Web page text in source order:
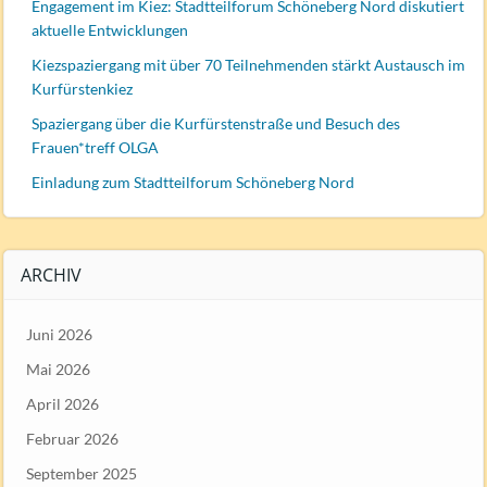
Engagement im Kiez: Stadtteilforum Schöneberg Nord diskutiert
aktuelle Entwicklungen
Kiezspaziergang mit über 70 Teilnehmenden stärkt Austausch im
Kurfürstenkiez
Spaziergang über die Kurfürstenstraße und Besuch des
Frauen*treff OLGA
Einladung zum Stadtteilforum Schöneberg Nord
ARCHIV
Juni 2026
Mai 2026
April 2026
Februar 2026
September 2025